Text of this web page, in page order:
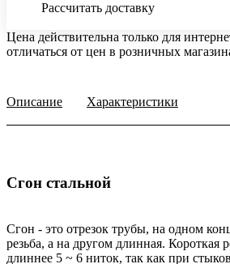
Рассчитать доставку
Цена действительна только для
отличаться от цен в розничных
Описание Характеристики
Сгон стальной
Сгон - это отрезок трубы, на одном
резьба, а на другом длинная. Короткая
длиннее 5 ~ 6 ниток, так как при